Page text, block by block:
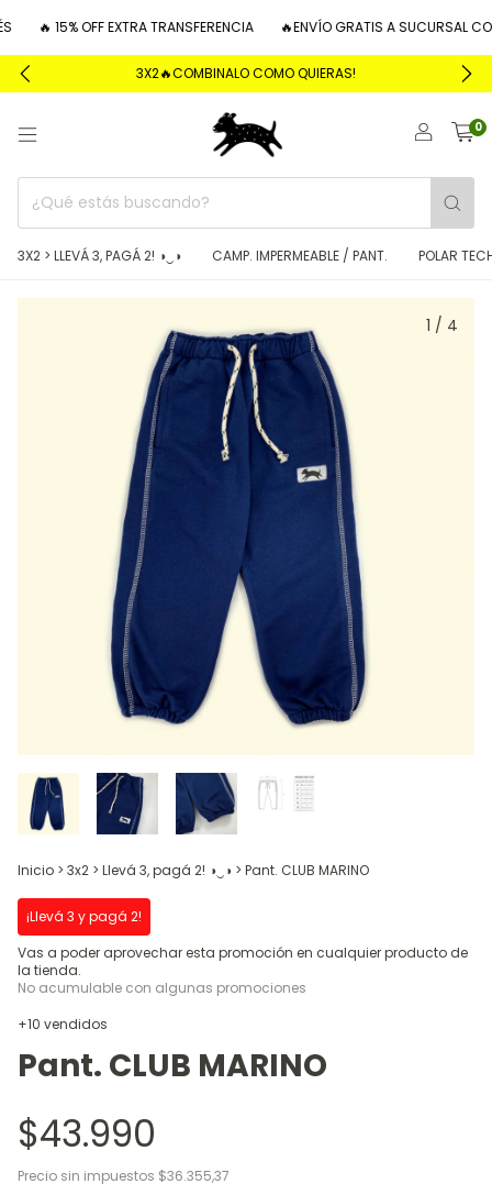
🔥 15% OFF EXTRA TRANSFERENCIA 🔥ENVÍO GRATIS A SUCURSAL
3X2🔥COMBINALO COMO QUIERAS!
0
3X2 > LLEVÁ 3, PAGÁ 2! ◑‿◑ CAMP. IMPERMEABLE / PANT. POLAR
1 / 4
Inicio > 3x2 > Llevá 3, pagá 2! ◑‿◑ > Pant. CLUB MARINO
¡Llevá 3 y pagá 2!
Vas a poder aprovechar esta promoción en cualquier producto de
la tienda.
No acumulable con algunas promociones
+10 vendidos
Pant. CLUB MARINO
$43.990
Precio sin impuestos $36.355,37